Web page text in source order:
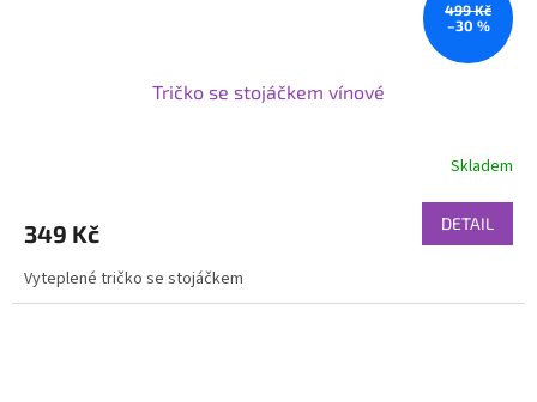
499 Kč
–30 %
Tričko se stojáčkem vínové
Skladem
349 Kč DETAIL
Vyteplené tričko se stojáčkem